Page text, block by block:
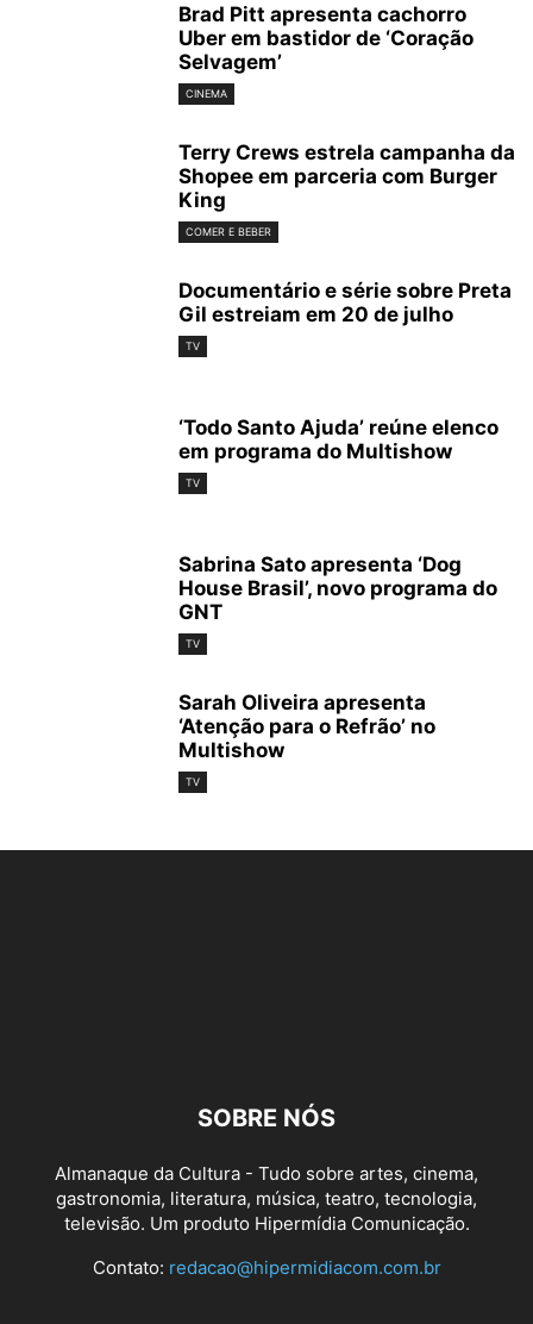
Brad Pitt apresenta cachorro
Uber em bastidor de ‘Coração
Selvagem’
CINEMA
Terry Crews estrela campanha da
Shopee em parceria com Burger
King
COMER E BEBER
Documentário e série sobre Preta
Gil estreiam em 20 de julho
TV
‘Todo Santo Ajuda’ reúne elenco
em programa do Multishow
TV
Sabrina Sato apresenta ‘Dog
House Brasil’, novo programa do
GNT
TV
Sarah Oliveira apresenta
‘Atenção para o Refrão’ no
Multishow
TV
SOBRE NÓS
Almanaque da Cultura - Tudo sobre artes, cinema,
gastronomia, literatura, música, teatro, tecnologia,
televisão. Um produto Hipermídia Comunicação.
Contato: redacao@hipermidiacom.com.br